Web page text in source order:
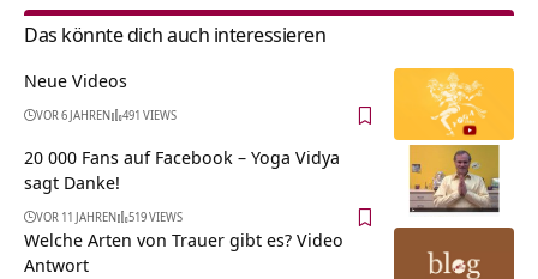
Das könnte dich auch interessieren
Neue Videos
VOR 6 JAHREN 491 VIEWS
20 000 Fans auf Facebook – Yoga Vidya
sagt Danke!
VOR 11 JAHREN 519 VIEWS
Welche Arten von Trauer gibt es? Video
Antwort